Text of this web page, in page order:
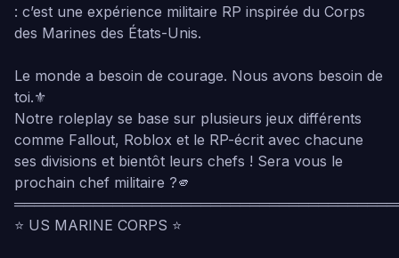
: c’est une expérience militaire RP inspirée du Corps
des Marines des États-Unis.
Le monde a besoin de courage. Nous avons besoin de
toi.⚜️
Notre roleplay se base sur plusieurs jeux différents
comme Fallout, Roblox et le RP-écrit avec chacune
ses divisions et bientôt leurs chefs ! Sera vous le
prochain chef militaire ?🫵
⭐ US MARINE CORPS ⭐